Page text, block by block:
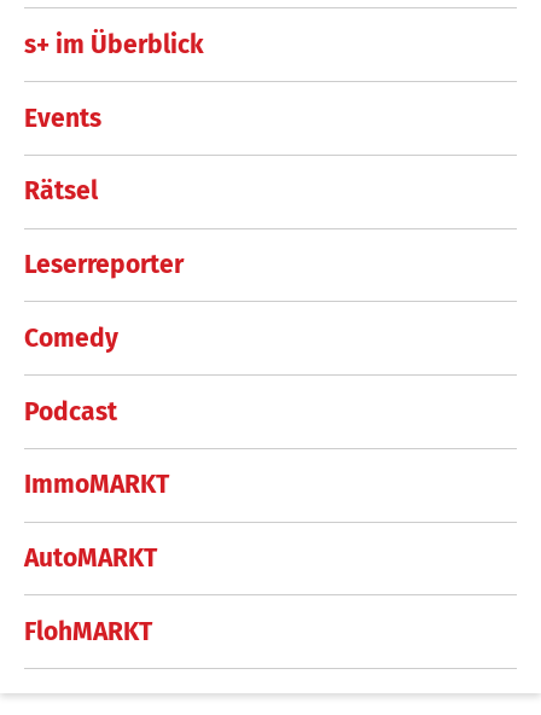
s+ im Überblick
Events
Rätsel
Leserreporter
Comedy
Podcast
ImmoMARKT
AutoMARKT
FlohMARKT